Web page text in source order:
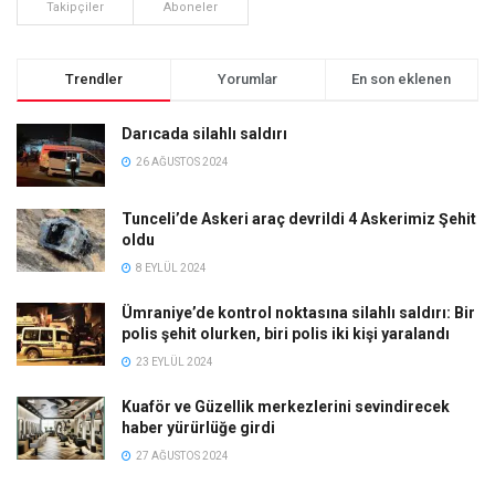
Takipçiler Aboneler
Trendler Yorumlar En son eklenen
Darıcada silahlı saldırı
26 AĞUSTOS 2024
Tunceli’de Askeri araç devrildi 4 Askerimiz Şehit
oldu
8 EYLÜL 2024
Ümraniye’de kontrol noktasına silahlı saldırı: Bir
polis şehit olurken, biri polis iki kişi yaralandı
23 EYLÜL 2024
Kuaför ve Güzellik merkezlerini sevindirecek
haber yürürlüğe girdi
27 AĞUSTOS 2024